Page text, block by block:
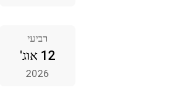
רביעי
12 אוג'
2026